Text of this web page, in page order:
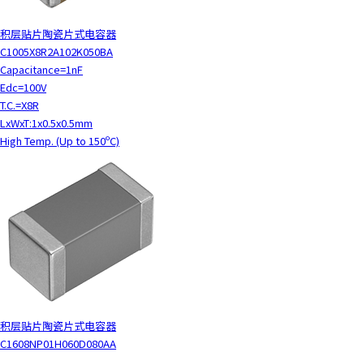
积层贴片陶瓷片式电容器
C1005X8R2A102K050BA
Capacitance=1nF
Edc=100V
T.C.=X8R
LxWxT:1x0.5x0.5mm
High Temp. (Up to 150ºC)
积层贴片陶瓷片式电容器
C1608NP01H060D080AA